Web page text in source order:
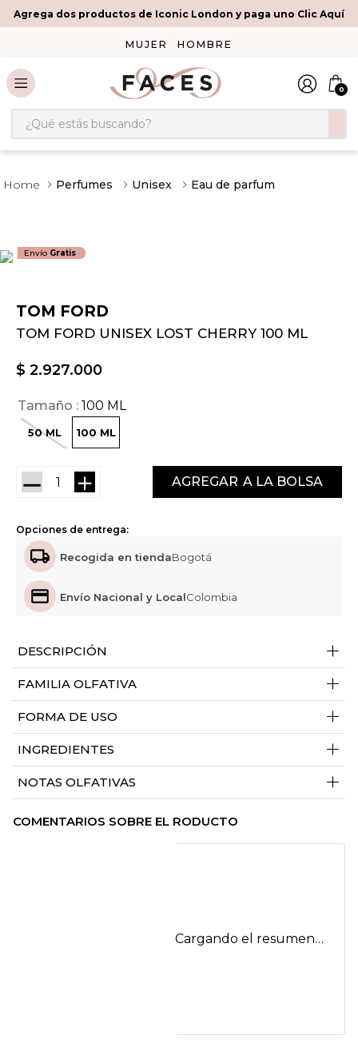
Agrega dos productos de Iconic London y paga uno Clic Aquí
MUJER HOMBRE
0
¿Qué estás buscando?
Perfumes Unisex Eau de parfum
Envío Gratis
TOM FORD
TOM FORD UNISEX LOST CHERRY 100 ML
$ 2.927.000
Tamaño 100 ML
100 ML
50 ML
＋
－ AGREGAR
Opciones de entrega:
Recogida en tiendaBogotá
Envío Nacional y LocalColombia
DESCRIPCIÓN +
FAMILIA OLFATIVA +
FORMA DE USO +
INGREDIENTES +
NOTAS OLFATIVAS +
COMENTARIOS SOBRE EL RODUCTO
Cargando el resumen…